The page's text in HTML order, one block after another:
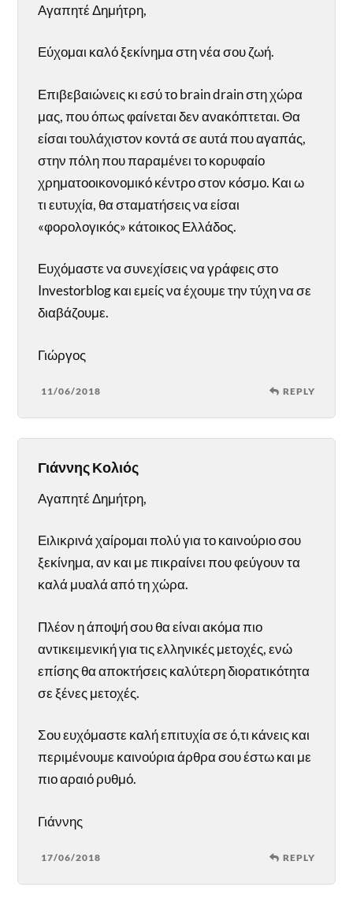
Αγαπητέ Δημήτρη,
Εύχομαι καλό ξεκίνημα στη νέα σου ζωή.
Επιβεβαιώνεις κι εσύ το brain drain στη χώρα
μας, που όπως φαίνεται δεν ανακόπτεται. Θα
είσαι τουλάχιστον κοντά σε αυτά που αγαπάς,
στην πόλη που παραμένει το κορυφαίο
χρηματοοικονομικό κέντρο στον κόσμο. Και ω
τι ευτυχία, θα σταματήσεις να είσαι
«φορολογικός» κάτοικος Ελλάδος.
Ευχόμαστε να συνεχίσεις να γράφεις στο
Investorblog και εμείς να έχουμε την τύχη να σε
διαβάζουμε.
Γιώργος
11/06/2018 REPLY
Γιάννης Κολιός
Αγαπητέ Δημήτρη,
Ειλικρινά χαίρομαι πολύ για το καινούριο σου
ξεκίνημα, αν και με πικραίνει που φεύγουν τα
καλά μυαλά από τη χώρα.
Πλέον η άποψή σου θα είναι ακόμα πιο
αντικειμενική για τις ελληνικές μετοχές, ενώ
επίσης θα αποκτήσεις καλύτερη διορατικότητα
σε ξένες μετοχές.
Σου ευχόμαστε καλή επιτυχία σε ό,τι κάνεις και
περιμένουμε καινούρια άρθρα σου έστω και με
πιο αραιό ρυθμό.
Γιάννης
17/06/2018 REPLY